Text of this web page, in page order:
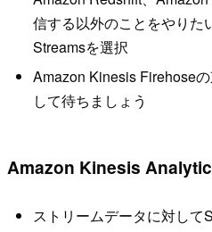
信する以外のことをやりた
Streamsを選択
Amazon Kinesis Firehose
して待ちましょう
Amazon Kinesis
ストリームデータに対して